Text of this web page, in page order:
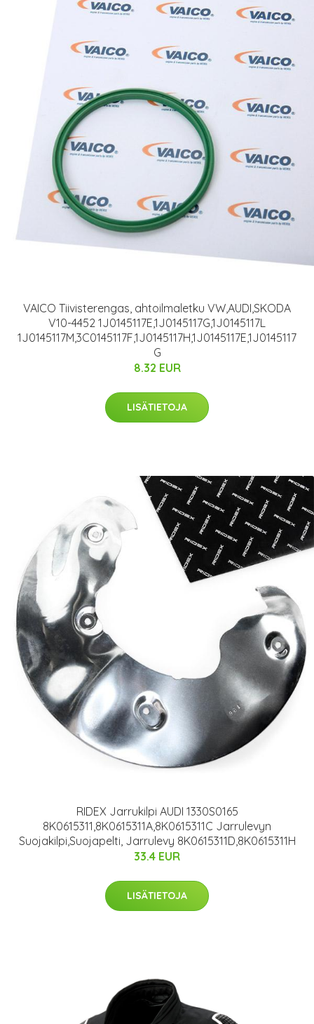
VAICO Tiivisterengas, ahtoilmaletku VW,AUDI,SKODA
V10-4452 1J0145117E,1J0145117G,1J0145117L
1J0145117M,3C0145117F,1J0145117H,1J0145117E,1J0145117
G
8.32 EUR
LISÄTIETOJA
RIDEX Jarrukilpi AUDI 1330S0165
8K0615311,8K0615311A,8K0615311C Jarrulevyn
Suojakilpi,Suojapelti, Jarrulevy 8K0615311D,8K0615311H
33.4 EUR
LISÄTIETOJA